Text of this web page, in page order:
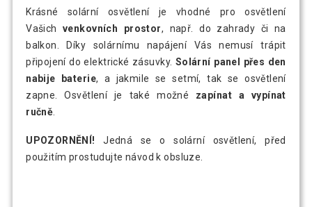
Krásné solární osvětlení je vhodné pro osvětlení
Vašichvenkovních prostor, např. do zahrady či na
balkon. Díky solárnímu napájení Vás nemusí trápit
připojení do elektrické zásuvky. Solární panel přes den
nabije baterie, a jakmile se setmí, tak se osvětlení
zapne. Osvětlení je také možné zapínat a vypínat
ručně.
UPOZORNĚNÍ!
Jedná se o solární osvětlení, před
použitím prostudujte návod k obsluze.